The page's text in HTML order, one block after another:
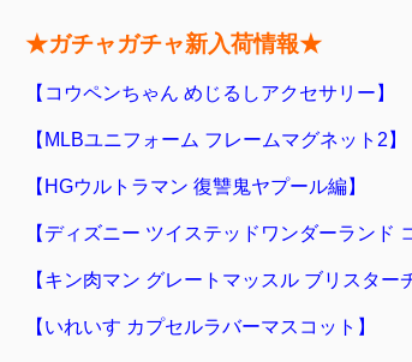
★ガチャガチャ新入荷情報★
【コウペンちゃん めじるしアクセサリー】
【MLBユニフォーム フレームマグネット2】
【HGウルトラマン 復讐鬼ヤプール編】
【ディズニー ツイステッドワンダーランド
【キン肉マン グレートマッスル ブリスター
【いれいす カプセルラバーマスコット】